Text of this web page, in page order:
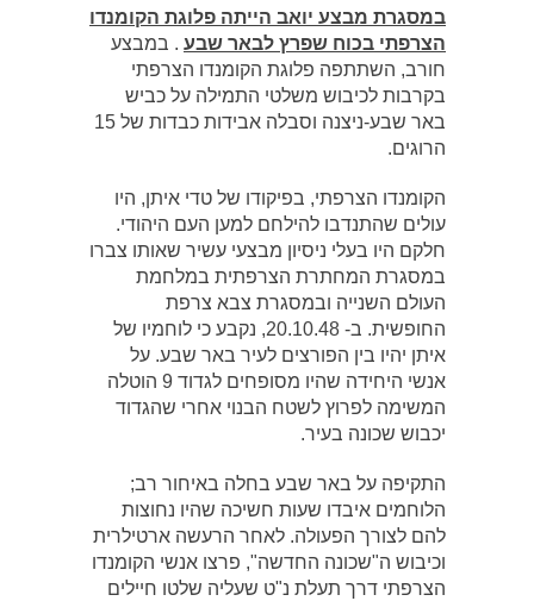
במסגרת מבצע יואב הייתה פלוגת הקומנדו
הצרפתי בכוח שפרץ לבאר שבע . במבצע
חורב, השתתפה פלוגת הקומנדו הצרפתי
בקרבות לכיבוש משלטי התמילה על כביש
באר שבע-ניצנה וסבלה אבידות כבדות של 15
הרוגים.
הקומנדו הצרפתי, בפיקודו של טדי איתן, היו
עולים שהתנדבו להילחם למען העם היהודי.
חלקם היו בעלי ניסיון מבצעי עשיר שאותו צברו
במסגרת המחתרת הצרפתית במלחמת
העולם השנייה ובמסגרת צבא צרפת
החופשית. ב- 20.10.48, נקבע כי לוחמיו של
איתן יהיו בין הפורצים לעיר באר שבע. על
אנשי היחידה שהיו מסופחים לגדוד 9 הוטלה
המשימה לפרוץ לשטח הבנוי אחרי שהגדוד
יכבוש שכונה בעיר.
התקיפה על באר שבע בחלה באיחור רב;
הלוחמים איבדו שעות חשיכה שהיו נחוצות
להם לצורך הפעולה. לאחר הרעשה ארטילרית
וכיבוש ה"שכונה החדשה", פרצו אנשי הקומנדו
הצרפתי דרך תעלת נ"ט שעליה שלטו חיילים